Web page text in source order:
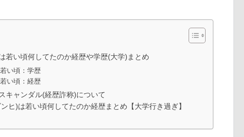
若い頃何してたのか経歴や学歴(大学)まとめ
い頃：学歴
い頃：経歴
キャンダル(経歴詐称)について
ヒ)は若い頃何してたのか経歴まとめ【大学行き過ぎ】